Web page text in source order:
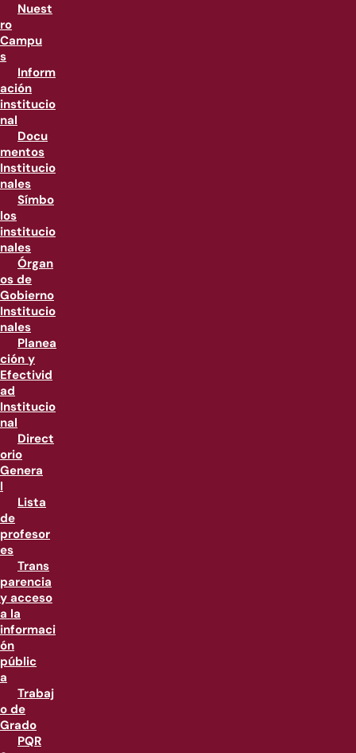
Nuest
ro
Campu
s
Inform
ación
institucio
nal
Docu
mentos
Institucio
nales
Símbo
los
institucio
nales
Órgan
os de
Gobierno
Institucio
nales
Planea
ción y
Efectivid
ad
Institucio
nal
Direct
orio
Genera
l
Lista
de
profesor
es
Trans
parencia
y acceso
a la
informaci
ón
públic
a
Trabaj
o de
Grado
PQR